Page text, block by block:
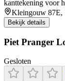
kanttekening voor
Kleingouw 87E,
Bekijk details
Piet Pranger
Gesloten